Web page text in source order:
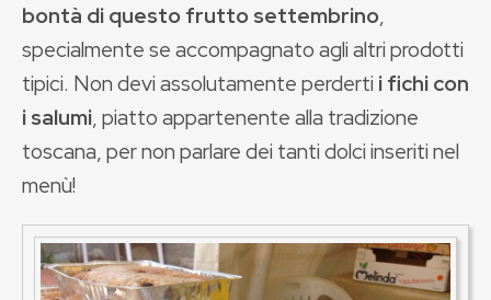
bontà di questo frutto settembrino,
specialmente se accompagnato agli altri prodotti
tipici. Non devi assolutamente perderti i fichi con
i salumi, piatto appartenente alla tradizione
toscana, per non parlare dei tanti dolci inseriti nel
menù!